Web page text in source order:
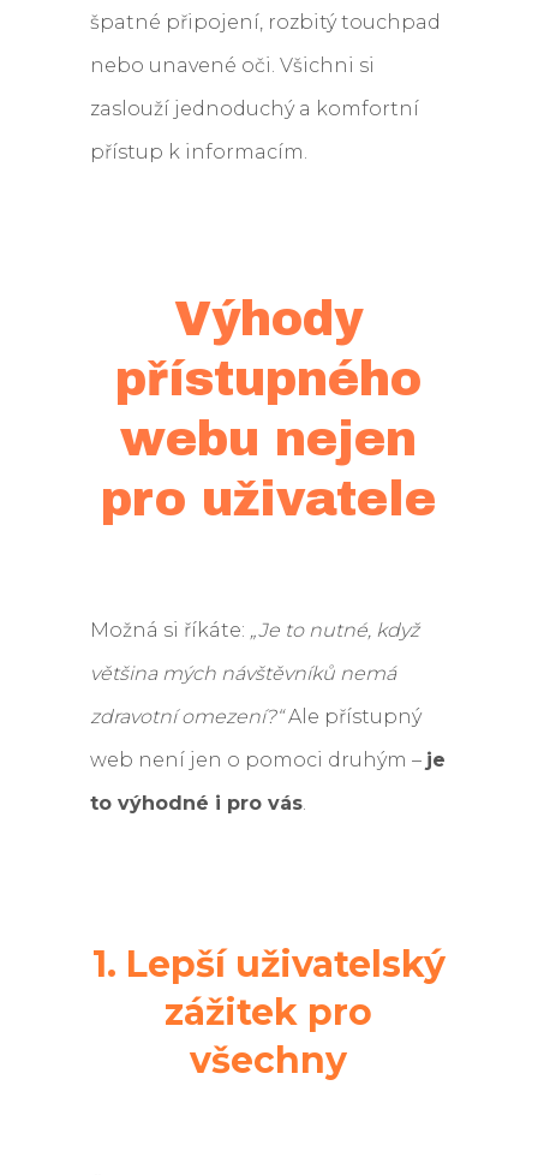
špatné připojení, rozbitý touchpad
nebo unavené oči. Všichni si
zaslouží jednoduchý a komfortní
přístup k informacím.
Výhody
přístupného
webu nejen
pro uživatele
Možná si říkáte: „Je to nutné, když
většina mých návštěvníků nemá
zdravotní omezení?“Ale přístupný
web není jen o pomoci druhým – je
to výhodné i pro vás.
1. Lepší uživatelský
zážitek pro
všechny